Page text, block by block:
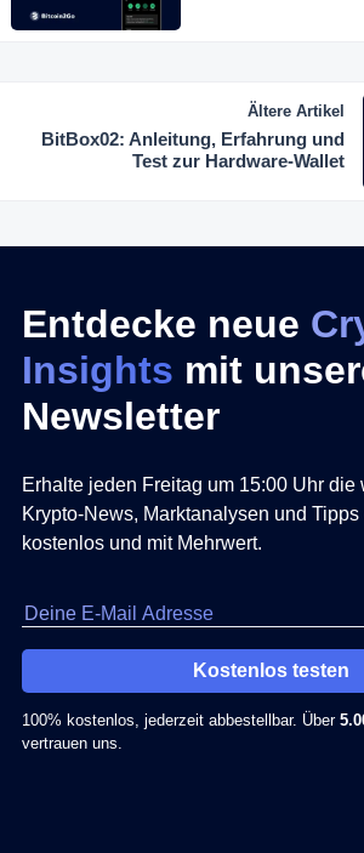
Ältere Artikel
BitBox02: Anleitung, Erfahrung und
Test zur Hardware-Wallet
Entdecke neue
Insights mit
Newsletter
Erhalte jeden Freitag um 15:00 Uhr die
Krypto-News, Marktanalysen und
kostenlos und mit Mehrwert.
Kostenlos testen
100% kostenlos, jederzeit abbestellbar. Über
vertrauen uns.